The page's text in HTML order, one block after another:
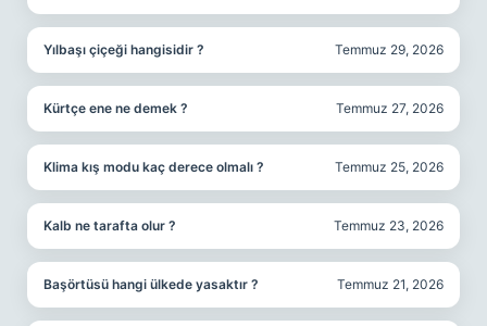
Yılbaşı çiçeği hangisidir ? Temmuz 29, 2026
Kürtçe ene ne demek ? Temmuz 27, 2026
Klima kış modu kaç derece olmalı ? Temmuz 25, 2026
Kalb ne tarafta olur ? Temmuz 23, 2026
Başörtüsü hangi ülkede yasaktır ? Temmuz 21, 2026